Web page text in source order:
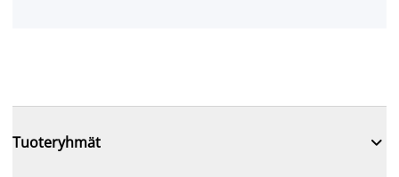
Tuoteryhmät 